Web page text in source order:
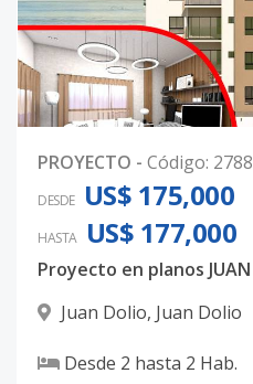
PROYECTO - Código: 2788
DESDE US$ 175,000
HASTA US$ 177,000
Juan Dolio, Juan Dolio
Desde 2 hasta 2 Hab.